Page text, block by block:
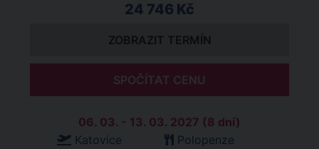
24 746 Kč
ZOBRAZIT TERMÍN
SPOČÍTAT CENU
06. 03. - 13. 03. 2027 (8 dní)
Katovice
Polopenze